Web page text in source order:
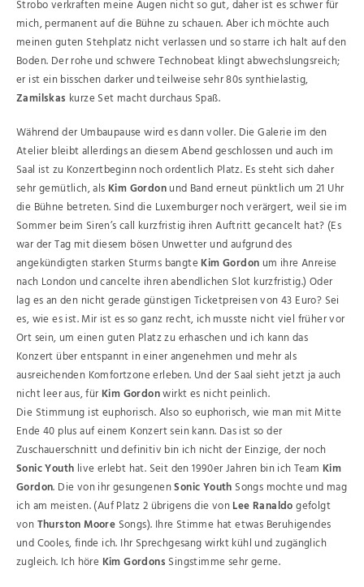
Strobo verkraften meine Augen nicht so gut, daher ist es schwer für
mich, permanent auf die Bühne zu schauen. Aber ich möchte auch
meinen guten Stehplatz nicht verlassen und so starre ich halt auf den
Boden. Der rohe und schwere Technobeat klingt abwechslungsreich;
er ist ein bisschen darker und teilweise sehr 80s synthielastig,
Zamilskas kurze Set macht durchaus Spaß.
Während der Umbaupause wird es dann voller. Die Galerie im den
Atelier bleibt allerdings an diesem Abend geschlossen und auch im
Saal ist zu Konzertbeginn noch ordentlich Platz. Es steht sich daher
sehr gemütlich, als Kim Gordonund Band erneut pünktlich um 21 Uhr
die Bühne betreten. Sind die Luxemburger noch verärgert, weil sie im
Sommer beim Siren’s call kurzfristig ihren Auftritt gecancelt hat? (Es
war der Tag mit diesem bösen Unwetter und aufgrund des
angekündigten starken Sturms bangteKim Gordon um ihre Anreise
nach London und cancelte ihren abendlichen Slot kurzfristig.) Oder
lag es an den nicht gerade günstigen Ticketpreisen von 43 Euro? Sei
es, wie es ist. Mir ist es so ganz recht, ich musste nicht viel früher vor
Ort sein, um einen guten Platz zu erhaschen und ich kann das
Konzert über entspannt in einer angenehmen und mehr als
ausreichenden Komfortzone erleben. Und der Saal sieht jetzt ja auch
nicht leer aus, für Kim Gordonwirkt es nicht peinlich.
Die Stimmung ist euphorisch. Also so euphorisch, wie man mit Mitte
Ende 40 plus auf einem Konzert sein kann. Das ist so der
Zuschauerschnitt und definitiv bin ich nicht der Einzige, der noch
Sonic Youth live erlebt hat. Seit den 1990er Jahren bin ich Team Kim
Gordon. Die von ihr gesungenenSonic Youth Songs mochte und mag
ich am meisten. (Auf Platz 2 übrigens die vonLee Ranaldogefolgt
vonThurston Moore Songs). Ihre Stimme hat etwas Beruhigendes
und Cooles, finde ich. Ihr Sprechgesang wirkt kühl und zugänglich
zugleich. Ich höre Kim Gordons Singstimme sehr gerne.